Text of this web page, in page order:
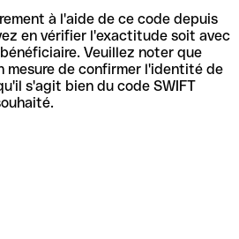
à l'aide de ce code depuis
en vérifier l'exactitude soit avec
Veuillez noter que
mesure de confirmer l'identité de
s'agit bien du code SWIFT